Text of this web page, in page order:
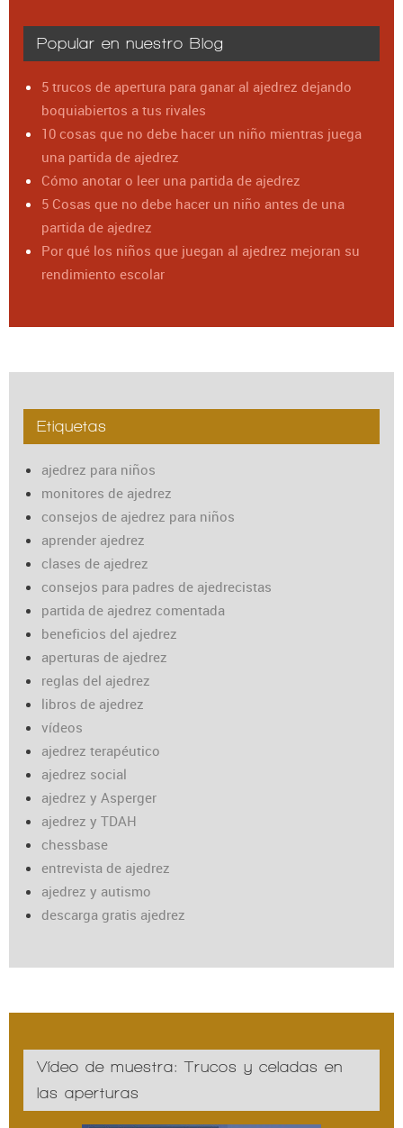
Popular en nuestro Blog
5 trucos de apertura para ganar al ajedrez dejando
boquiabiertos a tus rivales
10 cosas que no debe hacer un niño mientras juega
una partida de ajedrez
Cómo anotar o leer una partida de ajedrez
5 Cosas que no debe hacer un niño antes de una
partida de ajedrez
Por qué los niños que juegan al ajedrez mejoran su
rendimiento escolar
Etiquetas
ajedrez para niños
monitores de ajedrez
consejos de ajedrez para niños
aprender ajedrez
clases de ajedrez
consejos para padres de ajedrecistas
partida de ajedrez comentada
beneficios del ajedrez
aperturas de ajedrez
reglas del ajedrez
libros de ajedrez
vídeos
ajedrez terapéutico
ajedrez social
ajedrez y Asperger
ajedrez y TDAH
chessbase
entrevista de ajedrez
ajedrez y autismo
descarga gratis ajedrez
Vídeo de muestra: Trucos y celadas en
las aperturas